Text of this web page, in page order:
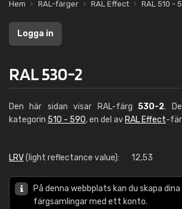
Hem RAL-färger RAL Effect RAL 510 -
Logga in
RAL 530-2
Den här sidan visar RAL-färg530-2.
kategorin 510 - 590, en del av RAL Effect-
LRV(light reflectance value): 12,53
På denna webbplats kan du skapa dina
färgsamlingar med ett konto.